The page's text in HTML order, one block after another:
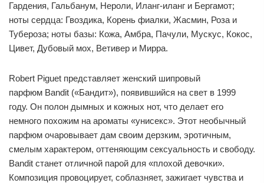
Гардения, Гальбанум, Нероли, Иланг-иланг и Бергамот;
ноты сердца: Гвоздика, Корень фиалки, Жасмин, Роза и
Тубероза; ноты базы: Кожа, Амбра, Пачули, Мускус, Кокос,
Цивет, Дубовый мох, Ветивер и Мирра.
Robert Piguet представляет женский шипровый
парфюм Bandit («Бандит»), появившийся на свет в 1999
году. Он полон дымных и кожных нот, что делает его
немного похожим на ароматы «унисекс». Этот необычный
парфюм очаровывает дам своим дерзким, эротичным,
смелым характером, оттеняющим сексуальность и свободу.
Bandit станет отличной парой для «плохой девочки».
Композиция провоцирует, соблазняет, зажигает чувства и